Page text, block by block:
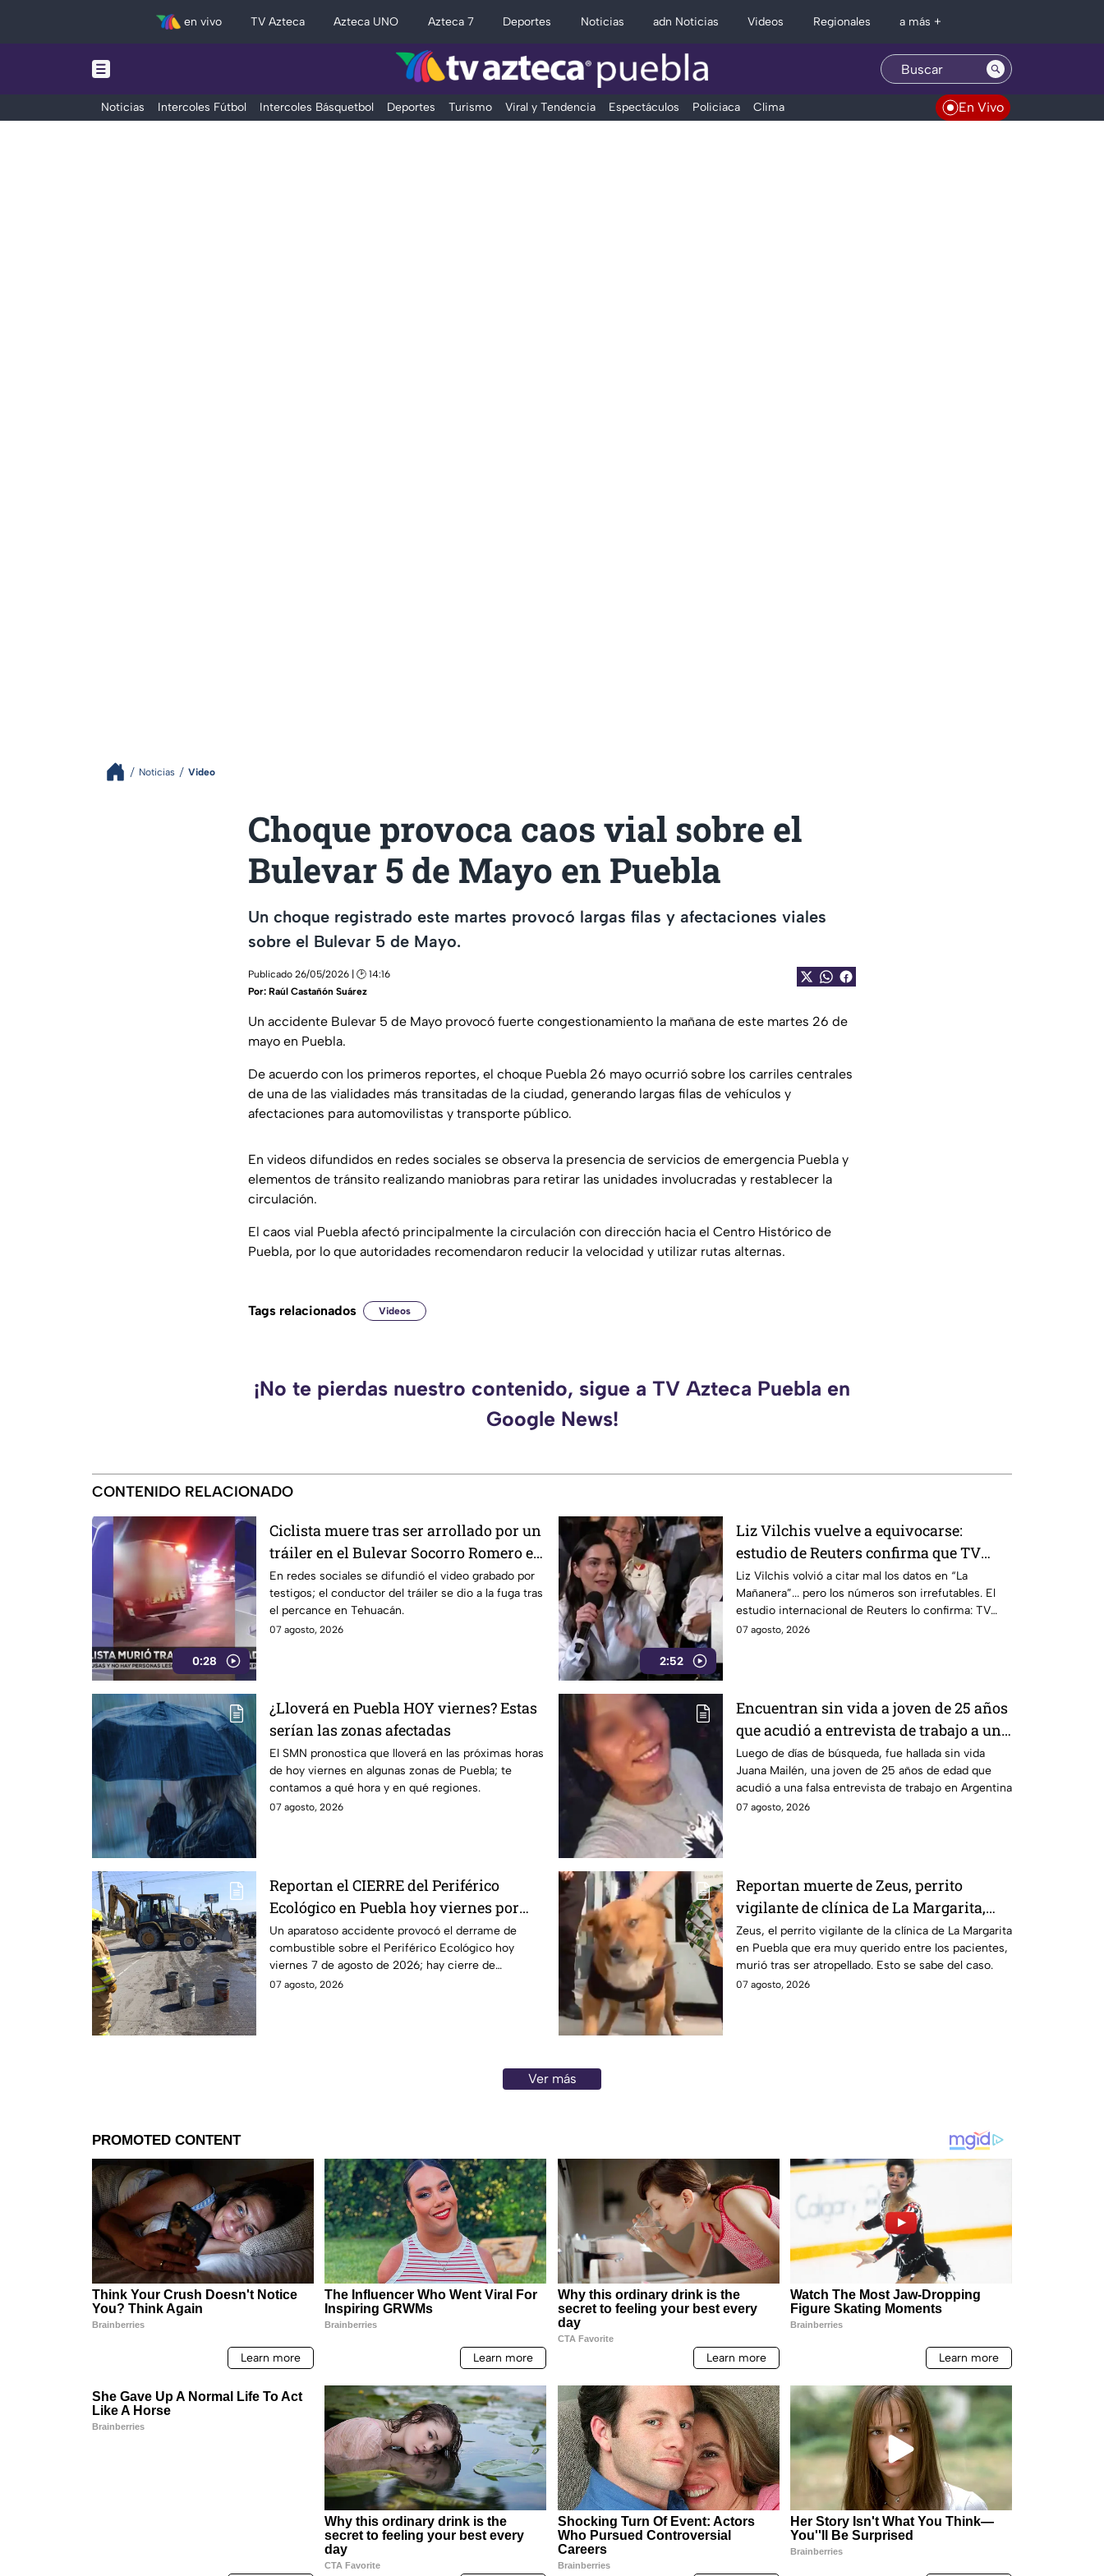
en vivo TV Azteca Azteca UNO Azteca 7 Deportes Noticias adn Noticias Videos Regionales a más +
Noticias Intercoles Fútbol Intercoles Básquetbol Deportes Turismo Viral y Tendencia Espectáculos Policiaca Clima En Vivo
Noticias Video
Choque provoca caos vial sobre el
Bulevar 5 de Mayo en Puebla
Un choque registrado este martes provocó largas filas y afectaciones viales
sobre el Bulevar 5 de Mayo.
Publicado 26/05/2026 | 🕑 14:16
Por: Raúl Castañón Suárez
Un accidente Bulevar 5 de Mayo provocó fuerte congestionamiento la mañana de este martes 26 de
mayo en Puebla.
De acuerdo con los primeros reportes, el choque Puebla 26 mayo ocurrió sobre los carriles centrales
de una de las vialidades más transitadas de la ciudad, generando largas filas de vehículos y
afectaciones para automovilistas y transporte público.
En videos difundidos en redes sociales se observa la presencia de servicios de emergencia Puebla y
elementos de tránsito realizando maniobras para retirar las unidades involucradas y restablecer la
circulación.
El caos vial Puebla afectó principalmente la circulación con dirección hacia el Centro Histórico de
Puebla, por lo que autoridades recomendaron reducir la velocidad y utilizar rutas alternas.
Tags relacionados Videos
¡No te pierdas nuestro contenido, sigue a TV Azteca Puebla en
Google News!
CONTENIDO RELACIONADO
0:28
Ciclista muere tras ser arrollado por un
tráiler en el Bulevar Socorro Romero en
Tehuacán
En redes sociales se difundió el video grabado por
testigos; el conductor del tráiler se dio a la fuga tras
el percance en Tehuacán.
07 agosto, 2026
2:52
Liz Vilchis vuelve a equivocarse:
estudio de Reuters confirma que TV
Azteca es el medio tradicional con
mayor alcance y credibilidad en México
Liz Vilchis volvió a citar mal los datos en “La
Mañanera”... pero los números son irrefutables. El
estudio internacional de Reuters lo confirma: TV
Azteca es el medio tradicional con mayor alcance y
07 agosto, 2026
¿Lloverá en Puebla HOY viernes? Estas
serían las zonas afectadas
El SMN pronostica que lloverá en las próximas horas
de hoy viernes en algunas zonas de Puebla; te
contamos a qué hora y en qué regiones.
07 agosto, 2026
Encuentran sin vida a joven de 25 años
que acudió a entrevista de trabajo a un
balneario
Luego de días de búsqueda, fue hallada sin vida
Juana Mailén, una joven de 25 años de edad que
acudió a una falsa entrevista de trabajo en Argentina
07 agosto, 2026
Reportan el CIERRE del Periférico
Ecológico en Puebla hoy viernes por
derrame de combustible; vías alternas
Un aparatoso accidente provocó el derrame de
combustible sobre el Periférico Ecológico hoy
viernes 7 de agosto de 2026; hay cierre de
circulación.
07 agosto, 2026
Reportan muerte de Zeus, perrito
vigilante de clínica de La Margarita,
Puebla; fue atropellado
Zeus, el perrito vigilante de la clínica de La Margarita
en Puebla que era muy querido entre los pacientes,
murió tras ser atropellado. Esto se sabe del caso.
07 agosto, 2026
Ver más